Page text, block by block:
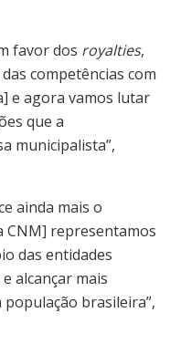
favor dos royalties,
competências com
e agora vamos lutar
que a
municipalista”,
ainda mais o
CNM] representamos
das entidades
alcançar mais
brasileira”,